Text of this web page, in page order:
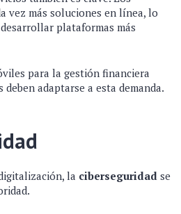
vez más soluciones en línea, lo
plataformas más
para la gestión financiera
deben adaptarse a esta demanda.
la ciberseguridad se